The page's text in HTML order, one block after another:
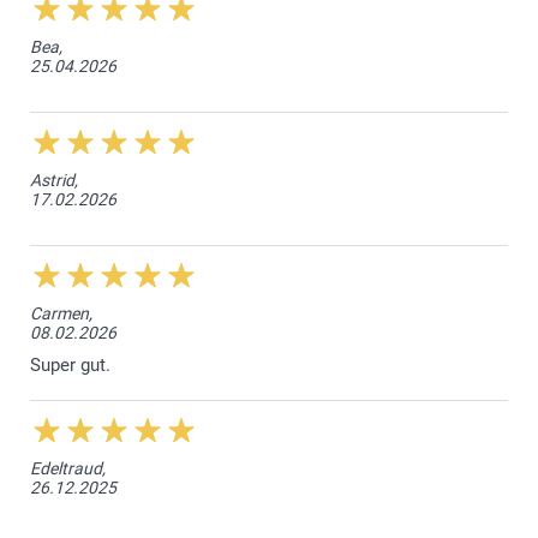
Bea,
25.04.2026
Astrid,
17.02.2026
Carmen,
08.02.2026
Super gut.
Edeltraud,
26.12.2025